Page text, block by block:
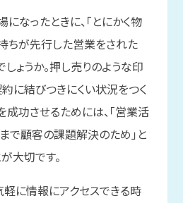
なったときに、「とにかく物
ちが先行した営業をされた
しょうか。押し売りのような印
に結びつきにくい状況をつく
成功させるためには、「営業活
で顧客の課題解決のため」と
大切です。
に情報にアクセスできる時